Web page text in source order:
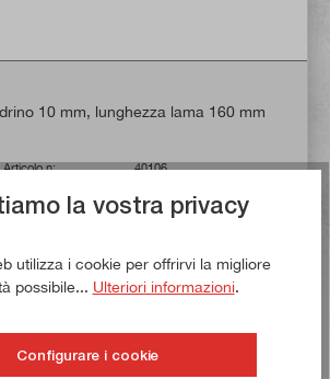
10 mm, lunghezza lama 160 mm
Articolo n:
40106
8,50 €*
di consegna: 1-3 giorni lavorativi **
Nel carrello
la vostra privacy
utilizza i cookie per offrirvi la migliore
possibile... Ulteriori informazioni.
Configurare i cookie